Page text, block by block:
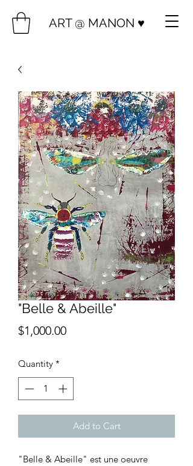
ART @ MANON ♥️
"Belle & Abeille"
$1,000.00Price
Quantity *
Add to Cart
"Belle & Abeille" est une oeuvre